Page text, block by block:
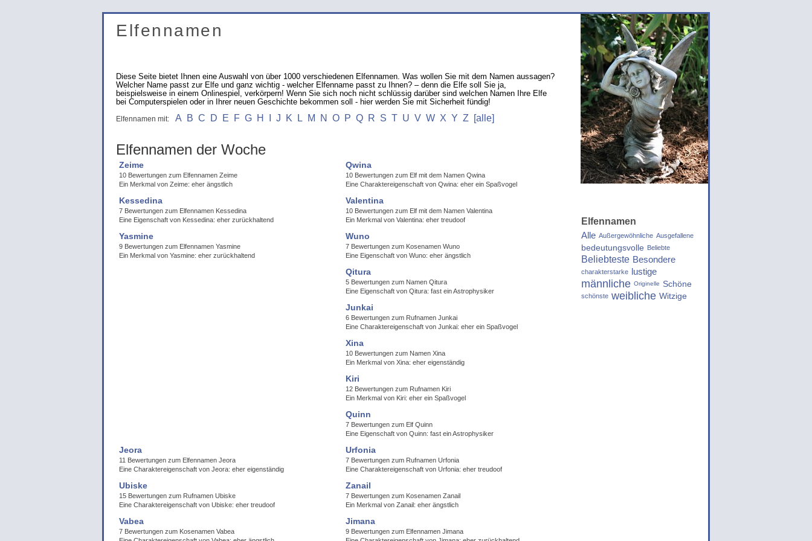
Elfennamen
Diese Seite bietet Ihnen eine Auswahl von über 1000 verschiedenen Elfennamen. Was wollen Sie mit dem Namen aussagen?
Welcher Name passt zur Elfe und ganz wichtig - welcher Elfenname passt zu Ihnen? – denn die Elfe soll Sie ja,
beispielsweise in einem Onlinespiel, verkörpern! Wenn Sie sich noch nicht schlüssig darüber sind welchen Namen Ihre Elfe
bei Computerspielen oder in Ihrer neuen Geschichte bekommen soll - hier werden Sie mit Sicherheit fündig!
Elfennamen mit:
A B C D E F G H J K L M N O P Q R S T U V W X Y Z [alle]
Elfennamen der Woche
Zeime
10 Bewertungen zum Elfennamen Zeime
Ein Merkmal von Zeime: eher ängstlich
Qwina
10 Bewertungen zum Elf mit dem Namen Qwina
Eine Charaktereigenschaft von Qwina: eher ein Spaßvogel
Kessedina
7 Bewertungen zum Elfennamen Kessedina
Eine Eigenschaft von Kessedina: eher zurückhaltend
Valentina
10 Bewertungen zum Elf mit dem Namen Valentina
Ein Merkmal von Valentina: eher treudoof
Yasmine
9 Bewertungen zum Elfennamen Yasmine
Ein Merkmal von Yasmine: eher zurückhaltend
Wuno
7 Bewertungen zum Kosenamen Wuno
Eine Eigenschaft von Wuno: eher ängstlich
Qitura
5 Bewertungen zum Namen Qitura
Eine Eigenschaft von Qitura: fast ein Astrophysiker
Junkai
6 Bewertungen zum Rufnamen Junkai
Eine Charaktereigenschaft von Junkai: eher ein Spaßvogel
Xina
10 Bewertungen zum Namen Xina
Ein Merkmal von Xina: eher eigenständig
Kiri
12 Bewertungen zum Rufnamen Kiri
Ein Merkmal von Kiri: eher ein Spaßvogel
Quinn
7 Bewertungen zum Elf Quinn
Eine Eigenschaft von Quinn: fast ein Astrophysiker
Jeora
11 Bewertungen zum Elfennamen Jeora
Eine Charaktereigenschaft von Jeora: eher eigenständig
Urfonia
7 Bewertungen zum Rufnamen Urfonia
Eine Charaktereigenschaft von Urfonia: eher treudoof
Ubiske
15 Bewertungen zum Rufnamen Ubiske
Eine Charaktereigenschaft von Ubiske: eher treudoof
Zanail
7 Bewertungen zum Kosenamen Zanail
Ein Merkmal von Zanail: eher ängstlich
Vabea
7 Bewertungen zum Kosenamen Vabea
Jimana
9 Bewertungen zum Elfennamen Jimana
Elfennamen
Alle Außergewöhnliche Ausgefallene
bedeutungsvolle Beliebte
Beliebteste Besondere
charakterstarke lustige
männliche Originelle Schöne
schönste weibliche Witzige